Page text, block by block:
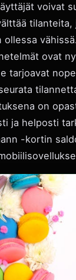
voivat
ovat
tarjoavat
on
ja helposti
-kortin